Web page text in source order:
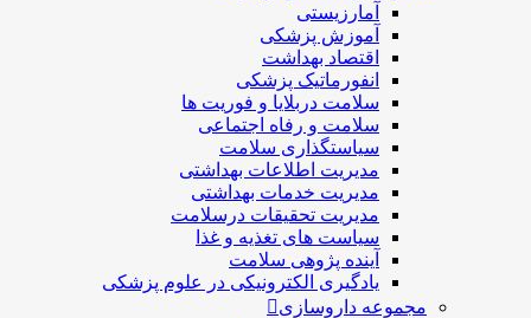
آمارزیستی
آموزش پزشکی
اقتصاد بهداشت
انفورماتیک پزشکی
سلامت دربلايا و فوريت ها
سلامت و رفاه اجتماعی
سیاستگذاری سلامت
مدیریت اطلاعات بهداشتی
مدیریت خدمات بهداشتی
مدیریت تحقیقات درسلامت
سیاست های تغذیه و غذا
آینده پژوهی سلامت
یادگیری الکترونیکی در علوم پزشکی
مجموعه داروسازی